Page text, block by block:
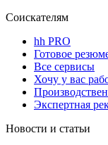
Соискателям
hh PRO
Готовое
Все сервисы
Хочу у вас
Экспертная
Новости и статьи